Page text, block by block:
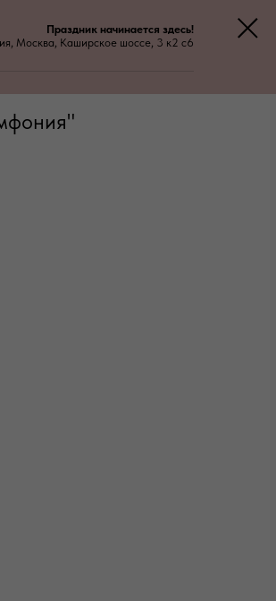
Праздник начинается здесь!
Москва, Каширское шоссе, 3 к2 с6